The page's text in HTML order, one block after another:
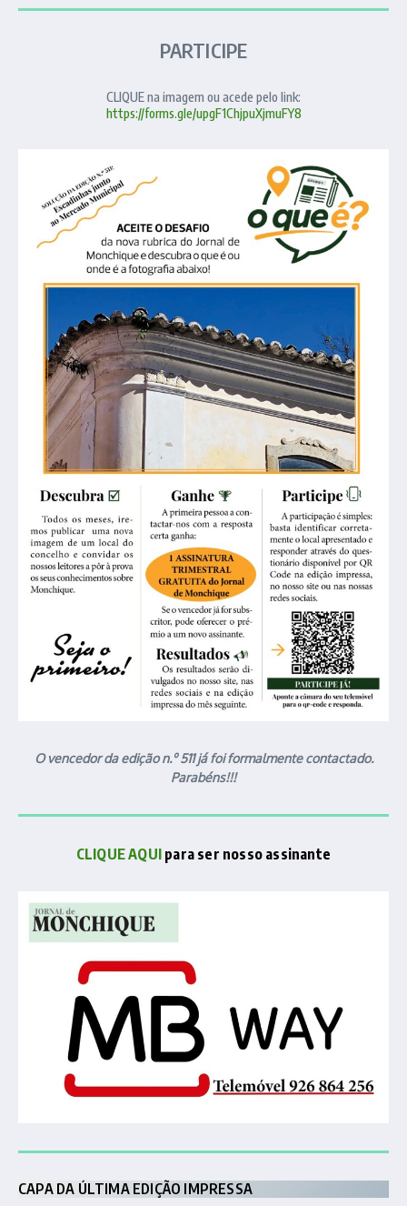
PARTICIPE
CLIQUE na imagem ou acede pelo link:
https://forms.gle/upgF1ChjpuXjmuFY8
O vencedor da edição n.º 511 já foi formalmente contactado.
Parabéns!!!
CLIQUE AQUI para ser nosso assinante
CAPA DA ÚLTIMA EDIÇÃO IMPRESSA